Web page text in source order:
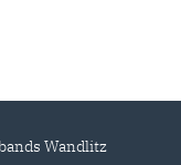
Wandlitz